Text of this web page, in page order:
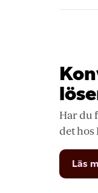
Har du
det hos
Läs